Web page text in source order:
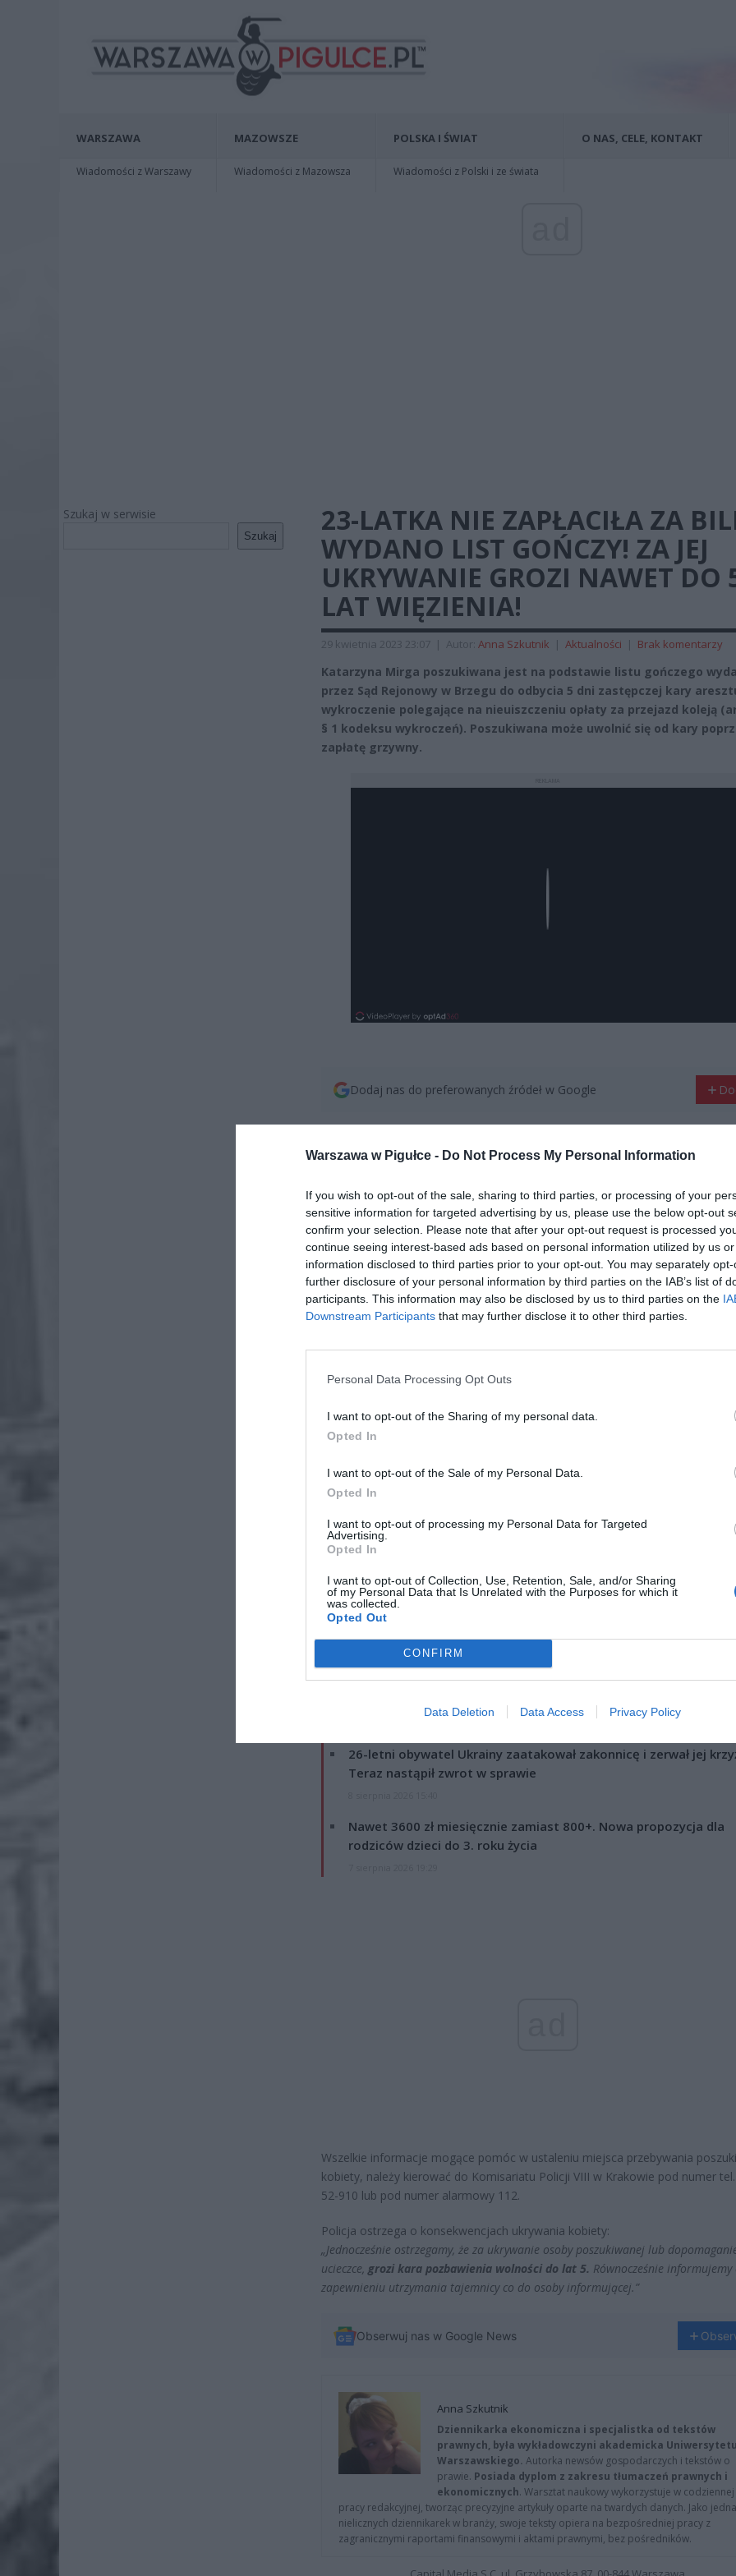
Warszawa w Pigułce - Do Not Process My Personal Information
If you wish to opt-out of the sale, sharing to third parties, or processing of your
sensitive information for targeted advertising by us, please use the below opt-out
confirm your selection. Please note that after your opt-out request is processed
continue seeing interest-based ads based on personal information utilized by us
information disclosed to third parties prior to your opt-out. You may separately
further disclosure of your personal information by third parties on the IAB’s list of
participants. This information may also be disclosed by us to third parties on the
Downstream Participants that may further disclose it to other third parties.
Personal Data Processing Opt Outs
I want to opt-out of the Sharing of my personal data.
Opted In
I want to opt-out of the Sale of my Personal Data.
Opted In
I want to opt-out of processing my Personal Data for Targeted
Advertising.
Opted In
I want to opt-out of Collection, Use, Retention, Sale, and/or Sharing
of my Personal Data that Is Unrelated with the Purposes for which it
was collected.
Opted Out
CONFIRM
Data Deletion Data Access Privacy Policy
WARSZAWA
Wiadomości z Warszawy
MAZOWSZE
Wiadomości z Mazowsza
POLSKA I ŚWIAT
Wiadomości z Polski i ze świata
O NAS, CELE, KONTAKT
Szukaj w serwisie
Szukaj
23-LATKA NIE ZAPŁACIŁA ZA
WYDANO LIST GOŃCZY! ZA JEJ
UKRYWANIE GROZI NAWET DO
LAT WIĘZIENIA!
29 kwietnia 2023 23:07 | Autor: Anna Szkutnik | Aktualności | Brak komentarzy
Katarzyna Mirga poszukiwana jest na podstawie listu gończego
przez Sąd Rejonowy w Brzegu do odbycia 5 dni zastępczej kary
wykroczenie polegające na nieuiszczeniu opłaty za przejazd koleją
§ 1 kodeksu wykroczeń). Poszukiwana może uwolnić się od kary
zapłatę grzywny.
Dodaj nas do preferowanych źródeł w Google
26-letni obywatel Ukrainy zaatakował zakonnicę i zerwał jej
Teraz nastąpił zwrot w sprawie
Nawet 3600 zł miesięcznie zamiast 800+. Nowa propozycja dla
rodziców dzieci do 3. roku życia
Wszelkie informacje mogące pomóc w ustaleniu miejsca przebywania
kobiety, należy kierować do Komisariatu Policji VIII w Krakowie pod numer
52-910 lub pod numer alarmowy 112.
Policja ostrzega o konsekwencjach ukrywania kobiety:
„Jednocześnie ostrzegamy, że za ukrywanie osoby poszukiwanej lub
ucieczce, grozi kara pozbawienia wolności do lat 5. Równocześnie informujemy
zapewnieniu utrzymania tajemnicy co do osoby informującej.”
Obserwuj nas w Google News
Anna Szkutnik
Dziennikarka ekonomiczna i specjalistka od tekstów
prawnych, była wykładowczyni akademicka
Warszawskiego. Autorka newsów gospodarczych i tekstów o
prawie. Posiada dyplom z zakresu tłumaczeń prawnych i
ekonomicznych. Warsztat naukowy wykorzystuje w codziennej
pracy redakcyjnej, tworząc precyzyjne artykuły oparte na twardych danych. Jako
nielicznych dziennikarek w branży, swoje teksty opiera na bezpośredniej pracy z
zagranicznymi raportami finansowymi i aktami prawnymi, bez pośredników.